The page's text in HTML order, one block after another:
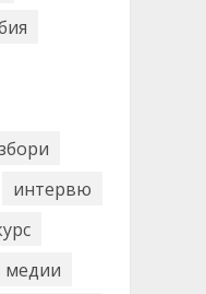
интервю
медии